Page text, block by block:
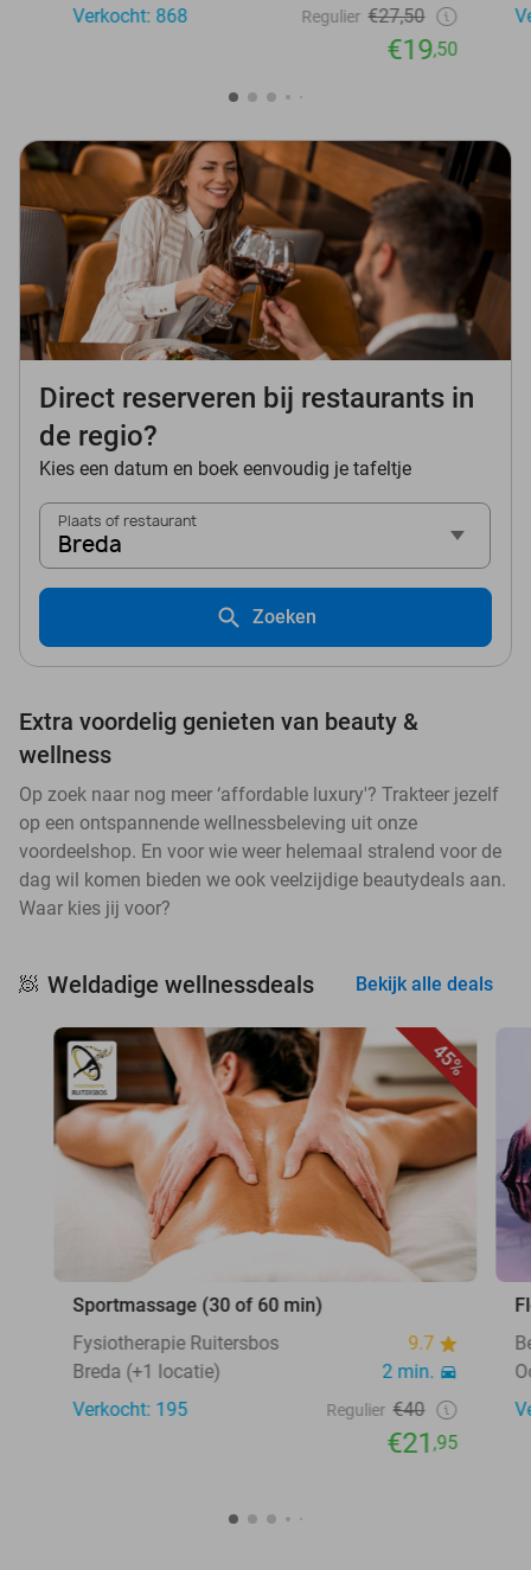
Verkocht: 868
Regulier €27,50
€19,50
Direct reserveren bij restaurants in
de regio?
Kies een datum en boek eenvoudig je tafeltje
Plaats of restaurant
Breda
Zoeken
Extra voordelig genieten van beauty &
wellness
Op zoek naar nog meer ‘affordable luxury'? Trakteer jezelf
op een ontspannende wellnessbeleving uit onze
voordeelshop. En voor wie weer helemaal stralend voor de
dag wil komen bieden we ook veelzijdige beautydeals aan.
Waar kies jij voor?
🧖 Weldadige wellnessdeals Bekijk alle deals
45%
Sportmassage (30 of 60 min)
Fysiotherapie Ruitersbos
9.7
Breda (+1 locatie)
2 min.
Verkocht: 195
Regulier €40
€21,95